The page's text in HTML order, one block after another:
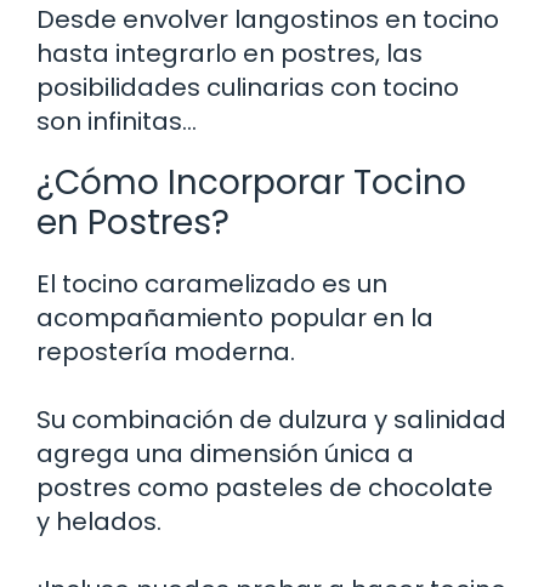
Desde envolver langostinos en tocino
hasta integrarlo en postres, las
posibilidades culinarias con tocino
son infinitas…
¿Cómo Incorporar Tocino
en Postres?
El tocino caramelizado es un
acompañamiento popular en la
repostería moderna.
Su combinación de dulzura y salinidad
agrega una dimensión única a
postres como pasteles de chocolate
y helados.